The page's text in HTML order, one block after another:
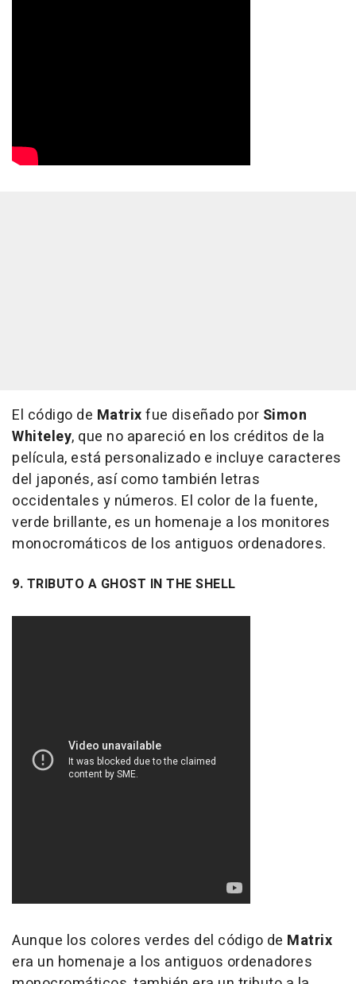
El código de Matrixfue diseñado por Simon
Whiteley, que no apareció en los créditos de la
película, está personalizado e incluye caracteres
del japonés, así como también letras
occidentales y números. El color de la fuente,
verde brillante, es un homenaje a los monitores
monocromáticos de los antiguos ordenadores.
9. TRIBUTO A GHOST IN THE SHELL
Aunque los colores verdes del código de Matrix
era un homenaje a los antiguos ordenadores